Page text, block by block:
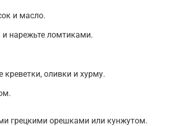
и масло.
и нарежьте ломтиками.
креветки, оливки и хурму.
грецкими орешками или кунжутом.